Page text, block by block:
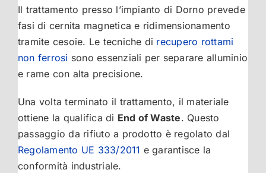
Il trattamento presso l’impianto di Dorno prevede
fasi di cernita magnetica e ridimensionamento
tramite cesoie. Le tecniche di recupero rottami
non ferrosi sono essenziali per separare alluminio
e rame con alta precisione.
Una volta terminato il trattamento, il materiale
ottiene la qualifica di End of Waste. Questo
passaggio da rifiuto a prodotto è regolato dal
Regolamento UE 333/2011 e garantisce la
conformità industriale.